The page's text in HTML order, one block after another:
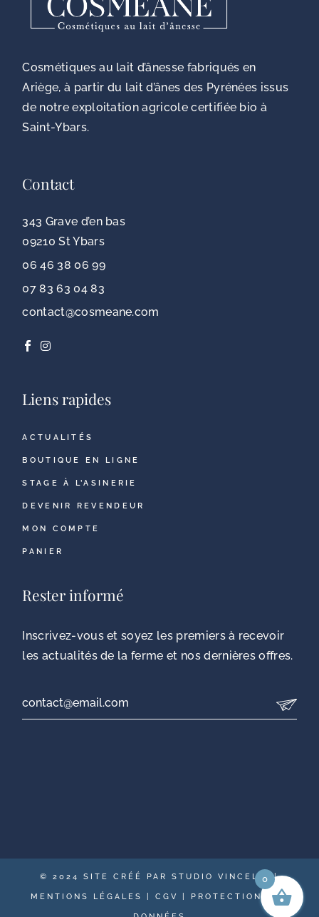
Cosmétiques au lait d’ânesse fabriqués en
Ariège, à partir du lait d’ânes des Pyrénées issus
de notre exploitation agricole certifiée bio à
Saint-Ybars.
Contact
343 Grave d’en bas
09210 St Ybars
06 46 38 06 99
07 83 63 04 83
contact@cosmeane.com
Liens rapides
ACTUALITÉS
BOUTIQUE EN LIGNE
STAGE À L’ASINERIE
DEVENIR REVENDEUR
MON COMPTE
PANIER
Rester informé
Inscrivez-vous et soyez les premiers à recevoir
les actualités de la ferme et nos dernières offres.
© 2024SITE CRÉÉ PAR STUDIO VINCELIE |
MENTIONS LÉGALES CGV PROTECTION DES
0